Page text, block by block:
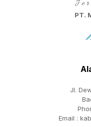
PT.
Jl.
Email :